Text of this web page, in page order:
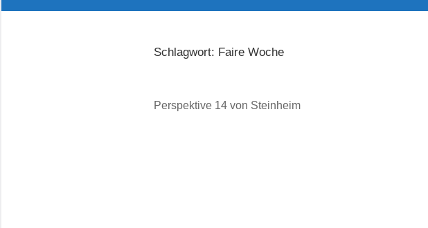
Schlagwort: Faire Woche
Perspektive 14 von Steinheim